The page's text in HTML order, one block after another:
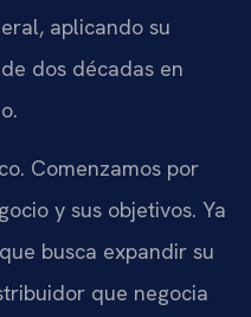
aplicando su
dos décadas en
Comenzamos por
y sus objetivos. Ya
busca expandir su
que negocia